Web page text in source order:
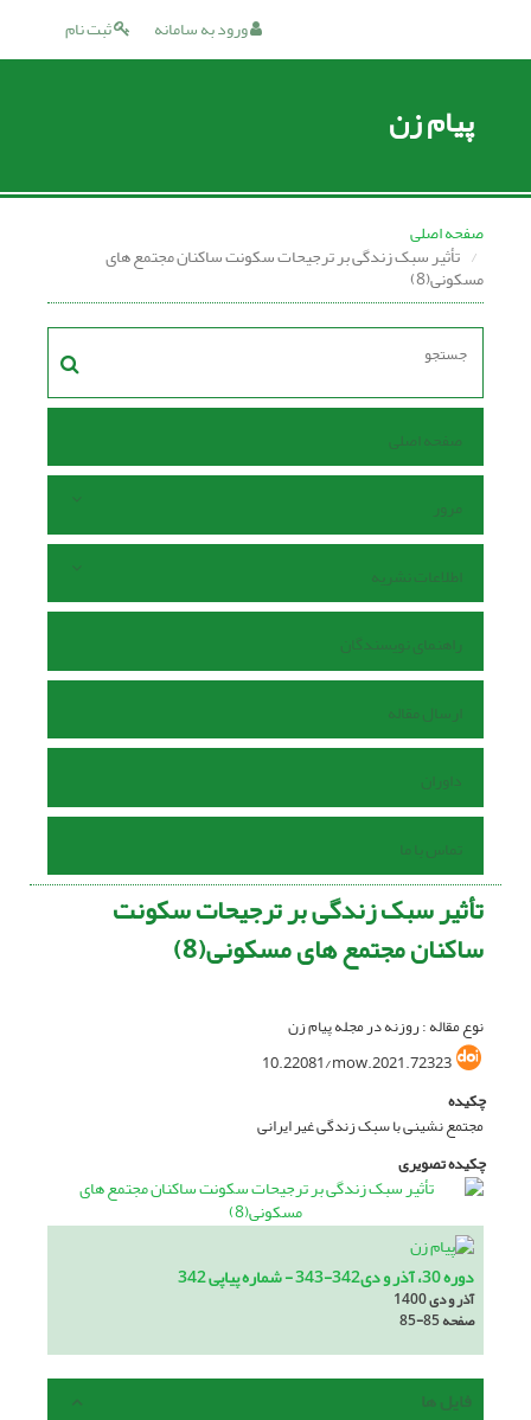
ثبت نام ورود به سامانه
پیام زن
صفحه اصلی
تأثیر سبک زندگی بر ترجیحات سکونت ساکنان مجتمع های
مسکونی(8)
صفحه اصلی
مرور
اطلاعات نشریه
راهنمای نویسندگان
ارسال مقاله
داوران
تماس با ما
تأثیر سبک زندگی بر ترجیحات سکونت
ساکنان مجتمع های مسکونی(8)
نوع مقاله : روزنه در مجله پیام زن
10.22081/mow.2021.72323
چکیده
مجتمع نشینی با سبک زندگی غیر ایرانی
چکیده تصویری
دوره 30، آذر و دی342-343 - شماره پیاپی 342
آذر و دی 1400
صفحه85-85
فایل ها